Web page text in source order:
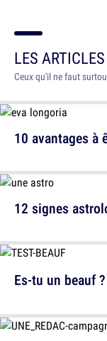
LES ARTICLES
Ceux qu'il ne faut
10 avantages à
12 signes
Es-tu un beauf ?